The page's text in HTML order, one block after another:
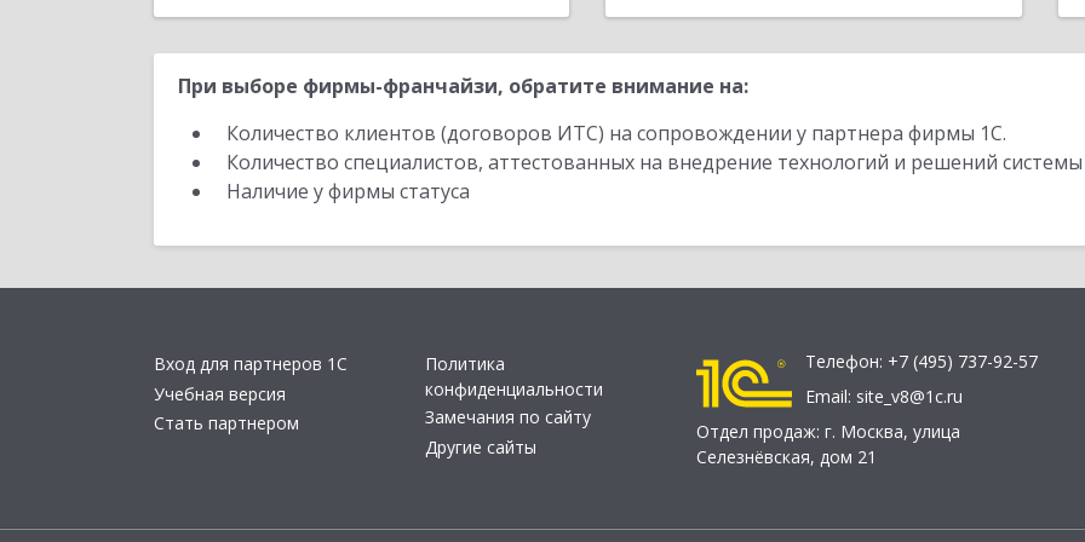
При выборе фирмы-франчайзи, обратите внимание на:
Количество клиентов (договоров ИТС) на сопровождении у партнера фирмы 1С.
Количество специалистов, аттестованных на внедрение технологий и решений
Наличие у фирмы статуса
Вход для партнеров 1С
Учебная версия
Стать партнером
Политика
конфиденциальности
Замечания по сайту
Другие сайты
Телефон: +7 (495) 737-92-57
Email: site_v8@1c.ru
Отдел продаж: г. Москва, улица
Селезнёвская, дом 21